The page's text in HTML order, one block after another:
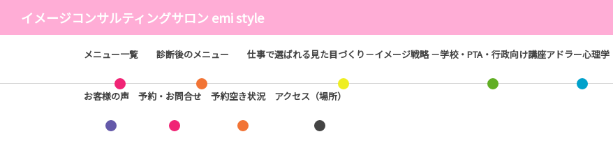
イメージコンサルティングサロン emi style
メニュー一覧 診断後のメニュー 仕事で選ばれる見た目づくり－イメージ戦略 －学校・PTA・行政向け講座アドラー心理学
お客様の声 予約・お問合せ 予約空き状況 アクセス（場所）